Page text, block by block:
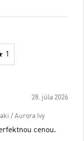
1
28. júla 2026
/ Aurora Ivy
cenou.